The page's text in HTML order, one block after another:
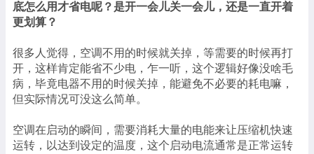
底怎么用才省电呢？是开一会儿关一会儿，还是一直开着
更划算？
很多人觉得，空调不用的时候就关掉，等需要的时候再打
开，这样肯定能省不少电，乍一听，这个逻辑好像没啥毛
病，毕竟电器不用的时候关掉，能避免不必要的耗电嘛，
但实际情况可没这么简单。
空调在启动的瞬间，需要消耗大量的电能来让压缩机快速
运转，以达到设定的温度，这个启动电流通常是正常运转